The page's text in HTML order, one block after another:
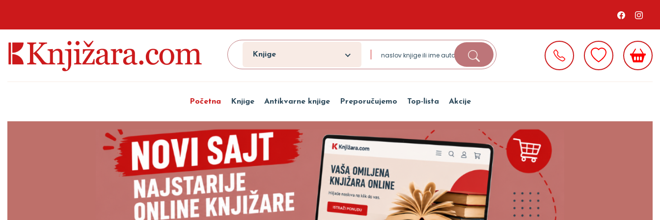
Knjige
Početna Knjige Antikvarne knjige Preporučujemo Top-lista Akcije